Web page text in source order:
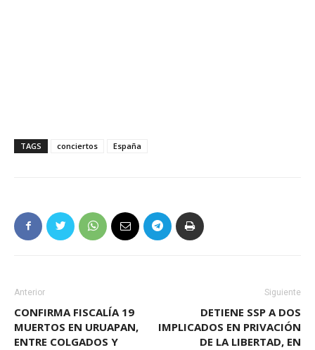
TAGS conciertos España
Anterior
CONFIRMA FISCALÍA 19
MUERTOS EN URUAPAN,
ENTRE COLGADOS Y
Siguiente
DETIENE SSP A DOS
IMPLICADOS EN PRIVACIÓN
DE LA LIBERTAD, EN